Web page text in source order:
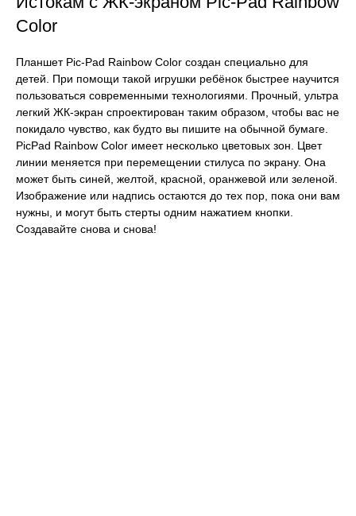
Color
Планшет Pic-Pad Rainbow Color создан специально для
детей. При помощи такой игрушки ребёнок быстрее научится
пользоваться современными технологиями. Прочный, ультра
легкий ЖК-экран спроектирован таким образом, чтобы вас не
покидало чувство, как будто вы пишите на обычной бумаге.
PicPad Rainbow Color имеет несколько цветовых зон. Цвет
линии меняется при перемещении стилуса по экрану. Она
может быть синей, желтой, красной, оранжевой или зеленой.
Изображение или надпись остаются до тех пор, пока они вам
нужны, и могут быть стерты одним нажатием кнопки.
Создавайте снова и снова!